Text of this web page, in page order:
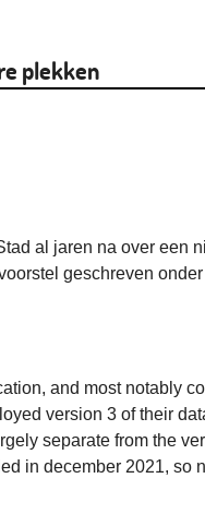
plekken
al jaren na over een
geschreven
and most notably
version 3 of their
separate from the
in december 2021, so